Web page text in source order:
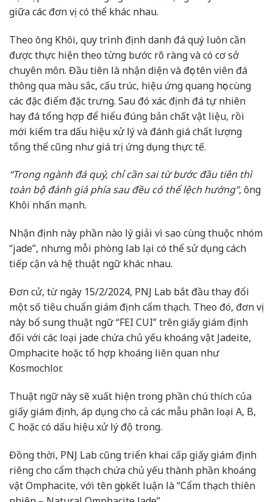
giữa các đơn vị có thể khác nhau.
Theo ông Khôi, quy trình định danh đá quý luôn cần
được thực hiện theo từng bước rõ ràng và có cơ sở
chuyên môn. Đầu tiên là nhận diện và đọc tên viên đá
thông qua màu sắc, cấu trúc, hiệu ứng quang học cùng
các đặc điểm đặc trưng. Sau đó xác định đá tự nhiên
hay đá tổng hợp để hiểu đúng bản chất vật liệu, rồi
mới kiểm tra dấu hiệu xử lý và đánh giá chất lượng
tổng thể cũng như giá trị ứng dụng thực tế.
“Trong ngành đá quý, chỉ cần sai từ bước đầu tiên thì
toàn bộ đánh giá phía sau đều có thể lệch hướng”, ông
Khôi nhấn mạnh.
Nhận định này phần nào lý giải vì sao cùng thuộc nhóm
“jade”, nhưng mỗi phòng lab lại có thể sử dụng cách
tiếp cận và hệ thuật ngữ khác nhau.
Đơn cử, từ ngày 15/2/2024, PNJ Lab bắt đầu thay đổi
một số tiêu chuẩn giám định cẩm thạch. Theo đó, đơn vị
này bổ sung thuật ngữ “FEI CUI” trên giấy giám định
đối với các loại jade chứa chủ yếu khoáng vật Jadeite,
Omphacite hoặc tổ hợp khoáng liên quan như
Kosmochlor.
Thuật ngữ này sẽ xuất hiện trong phần chú thích của
giấy giám định, áp dụng cho cả các mẫu phân loại A, B,
C hoặc có dấu hiệu xử lý độ trong.
Đồng thời, PNJ Lab cũng triển khai cấp giấy giám định
riêng cho cẩm thạch chứa chủ yếu thành phần khoáng
vật Omphacite, với tên gọi kết luận là “Cẩm thạch thiên